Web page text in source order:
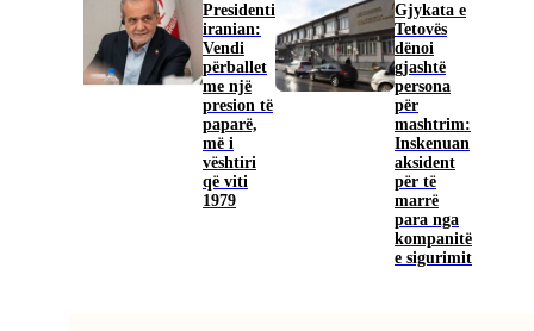
Presidenti
iranian:
Vendi
përballet
me një
presion të
paparë,
më i
vështiri
që viti
1979
Gjykata e
Tetovës
dënoi
gjashtë
persona
për
mashtrim:
Inskenuan
aksident
për të
marrë
para nga
kompanitë
e sigurimit